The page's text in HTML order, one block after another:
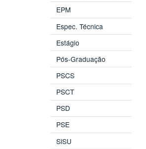
EPM
Espec. Técnica
Estágio
Pós-Graduação
PSCS
PSCT
PSD
PSE
SiSU